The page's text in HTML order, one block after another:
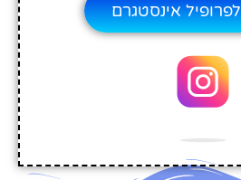
אינסטגרם